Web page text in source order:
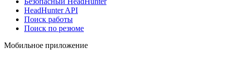
HeadHunter API
Поиск работы
Поиск по резюме
Мобильное приложение